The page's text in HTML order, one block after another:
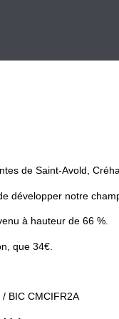
de Saint-Avold,
développer notre
à hauteur de 66 %.
que 34€.
BIC CMCIFR2A